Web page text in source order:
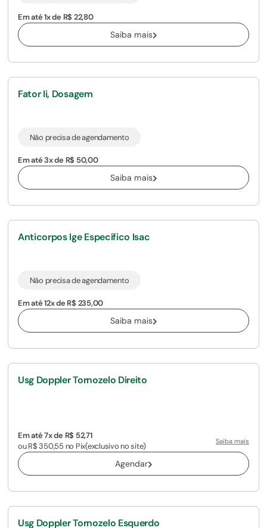
Em até 1x de R$ 22,80
Saiba mais
Fator Ii, Dosagem
Não precisa de agendamento
Em até 3x de R$ 50,00
Saiba mais
Anticorpos Ige Específico Isac
Não precisa de agendamento
Em até 12x de R$ 235,00
Saiba mais
Usg Doppler Tornozelo Direito
Em até 7x de R$ 52,71
ou R$ 350,55 no Pix(exclusivo no site) Saiba mais
Agendar
Usg Doppler Tornozelo Esquerdo